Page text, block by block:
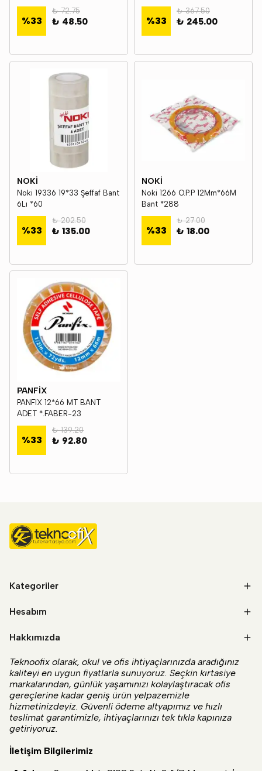
%33
₺ 72.75
₺ 48.50 %33
₺ 367.50
₺ 245.00
NOKİ
Noki 19336 19*33 Şeffaf Bant
6Lı *60
%33
₺ 202.50
₺ 135.00
NOKİ
Noki 1266 O.P.P 12Mm*66M
Bant *288
%33
₺ 27.00
₺ 18.00
PANFİX
PANFIX 12*66 MT BANT
ADET *.FABER-23
%33
₺ 139.20
₺ 92.80
Kategoriler
Hesabım
Hakkımızda
Teknoofix olarak, okul ve ofis ihtiyaçlarınızda aradığınız
kaliteyi en uygun fiyatlarla sunuyoruz. Seçkin kırtasiye
markalarından, günlük yaşamınızı kolaylaştıracak ofis
gereçlerine kadar geniş ürün yelpazemizle
hizmetinizdeyiz. Güvenli ödeme altyapımız ve hızlı
teslimat garantimizle, ihtiyaçlarınızı tek tıkla kapınıza
getiriyoruz.
İletişim Bilgilerimiz